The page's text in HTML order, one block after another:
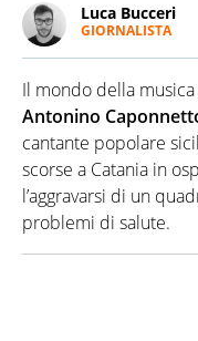
Luca Bucceri
GIORNALISTA
economia.
muove i primi
Palermo per
importanti
Il mondo della
Antonino
cantante popolare
scorse a Catania in
l’aggravarsi di un
problemi di salute.